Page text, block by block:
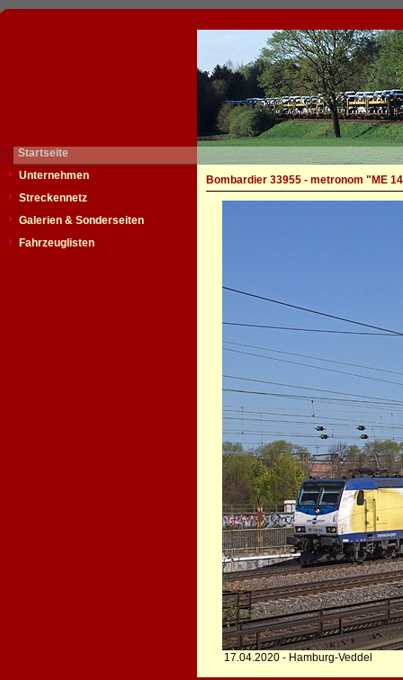
Startseite
Unternehmen
Streckennetz
Galerien & Sonderseiten
Fahrzeuglisten
Bombardier 33955 - metronom "ME
17.04.2020 - Hamburg-Veddel